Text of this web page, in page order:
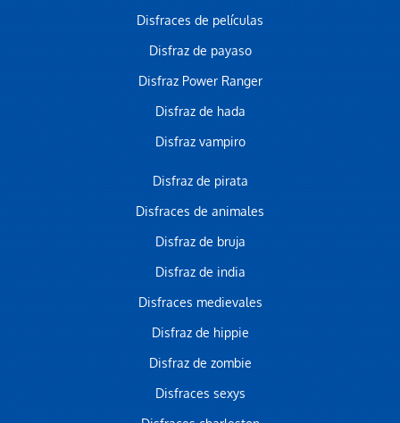
Disfraces de películas
Disfraz de payaso
Disfraz Power Ranger
Disfraz de hada
Disfraz vampiro
Disfraz de pirata
Disfraces de animales
Disfraz de bruja
Disfraz de india
Disfraces medievales
Disfraz de hippie
Disfraz de zombie
Disfraces sexys